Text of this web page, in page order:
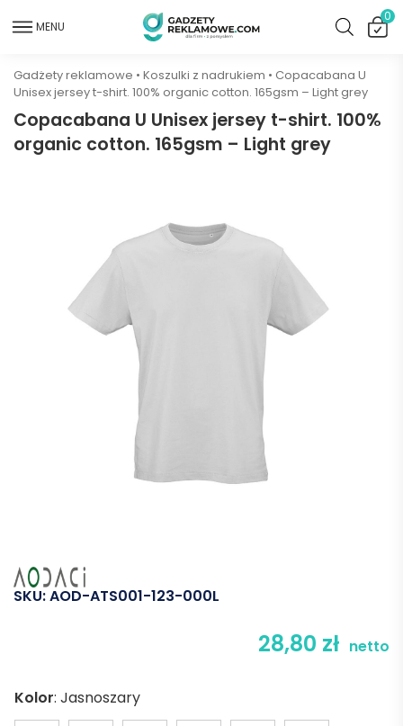
MENU
0
Gadżety reklamowe • Koszulki z nadrukiem • Copacabana U
Unisex jersey t-shirt. 100% organic cotton. 165gsm – Light grey
Copacabana U Unisex jersey t-shirt. 100%
organic cotton. 165gsm – Light grey
SKU:AOD-ATS001-123-000L
28,80 zł netto
Kolor: Jasnoszary